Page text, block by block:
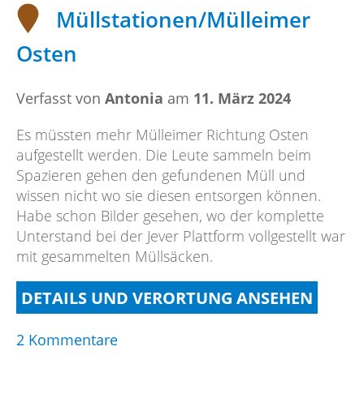
Müllstationen/Mülleimer
Osten
Verfasst von Antonia am 11. März 2024
Es müssten mehr Mülleimer Richtung Osten
aufgestellt werden. Die Leute sammeln beim
Spazieren gehen den gefundenen Müll und
wissen nicht wo sie diesen entsorgen können.
Habe schon Bilder gesehen, wo der komplette
Unterstand bei der Jever Plattform vollgestellt war
mit gesammelten Müllsäcken.
DETAILS UND VERORTUNG ANSEHEN
2 Kommentarezu